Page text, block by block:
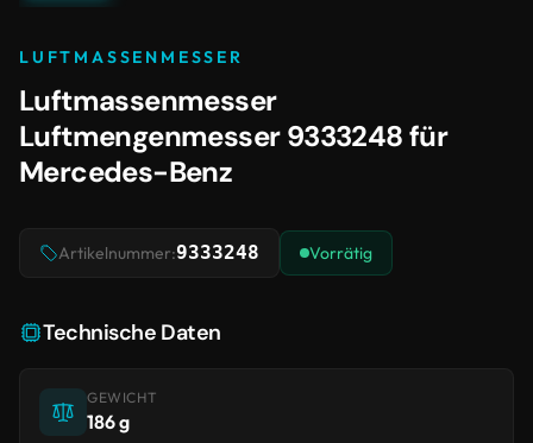
LUFTMASSENMESSER
Luftmassenmesser
Luftmengenmesser 9333248 für
Mercedes-Benz
Artikelnummer:9333248 Vorrätig
Technische Daten
GEWICHT
186 g